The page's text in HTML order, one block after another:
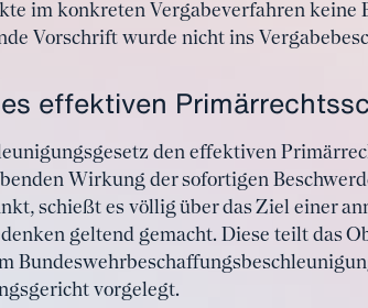
im konkreten Vergabeverfahren keine
Vorschrift wurde nicht ins
effektiven
den effektiven
Wirkung der sofortigen
schießt es völlig über das Ziel einer
geltend gemacht. Diese teilt das
vorgelegt.